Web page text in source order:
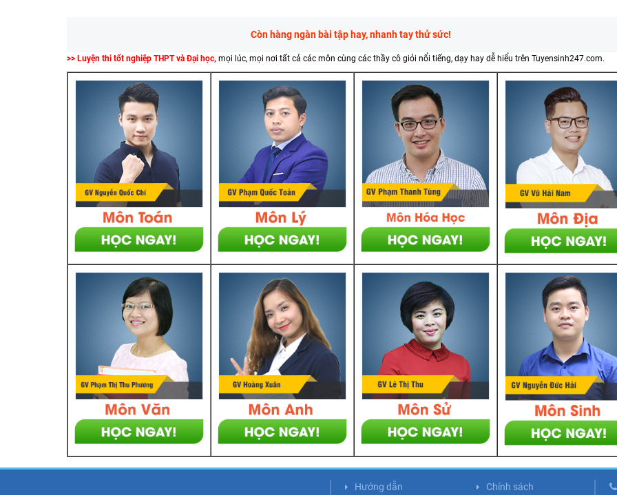
Còn hàng ngàn bài tập hay, nhanh tay thử sức!
>> Luyện thi tốt nghiệp THPT và Đại học, mọi lúc, mọi nơi tất cả các môn cùng các thầy cô giỏi nổi tiếng, dạy hay dễ hiểu trên Tuyensinh247.com.
Hướng dẫn Chính sách